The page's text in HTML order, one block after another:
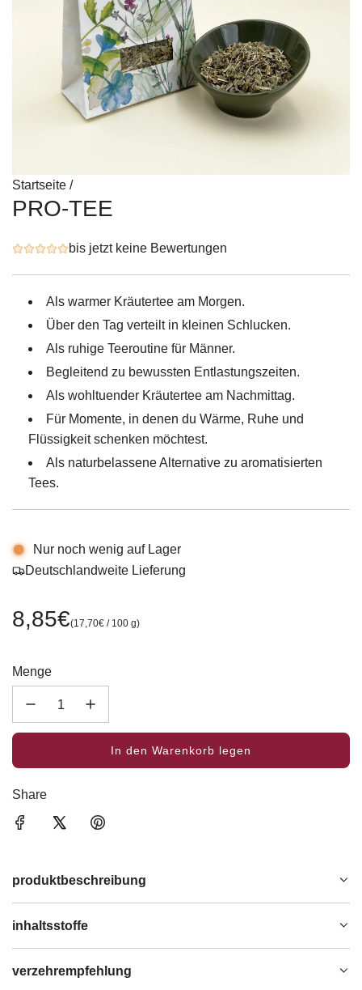
Startseite /
PRO-TEE
bis jetzt keine Bewertungen
Als warmer Kräutertee am Morgen.
Über den Tag verteilt in kleinen Schlucken.
Als ruhige Teeroutine für Männer.
Begleitend zu bewussten Entlastungszeiten.
Als wohltuender Kräutertee am Nachmittag.
Für Momente, in denen du Wärme, Ruhe und
Flüssigkeit schenken möchtest.
Als naturbelassene Alternative zu aromatisierten
Tees.
Nur noch wenig auf Lager
Deutschlandweite Lieferung
Regulärer
8,85€(17,70€ / 100 g)
Menge
In den Warenkorb legen
L
Share
produktbeschreibung
inhaltsstoffe
verzehrempfehlung